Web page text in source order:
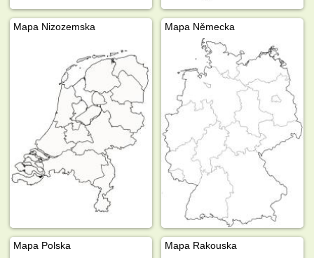
Mapa Nizozemska Mapa Německa
Mapa Polska Mapa Rakouska